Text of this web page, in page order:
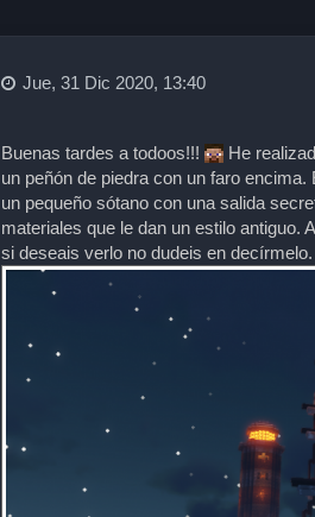
Jue, 31 Dic 2020, 13:40
Buenas tardes a todoos!!!
He
un peñón de piedra con un faro
un pequeño sótano con una salida
materiales que le dan un estilo antiguo.
si deseais verlo no dudeis en decírmelo.